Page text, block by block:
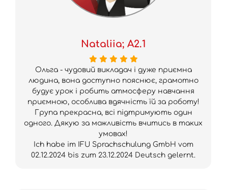
Nataliia; A2.1
Ольга - чудовий викладач і дуже приємна
людина, вона доступно пояснює, грамотно
будує урок і робить атмосферу навчання
приємною, особлива вдячність їй за роботу!
Група прекрасна, всі підтримують один
одного. Дякую за можливість вчитись в таких
умовах!
Ich habe im IFU Sprachschulung GmbH vom
02.12.2024 bis zum 23.12.2024 Deutsch gelernt.